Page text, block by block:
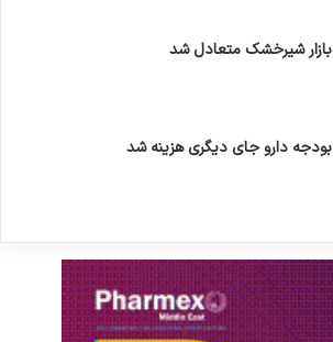
بازار شیرخشک متعادل شد
بودجه دارو جای دیگری هزینه شد